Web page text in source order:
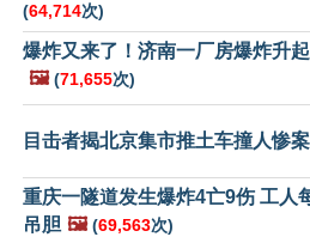
(64,714次)
爆炸又来了！济南一厂房爆炸升
🖼️ (71,655次)
目击者揭北京集市推土车撞人惨
重庆一隧道发生爆炸4亡9伤 工人
吊胆 🖼️ (69,563次)